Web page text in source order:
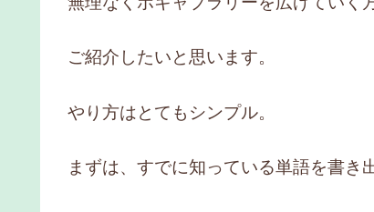
ご紹介したいと思います。
やり方はとてもシンプル。
まずは、すでに知っている単語を書き